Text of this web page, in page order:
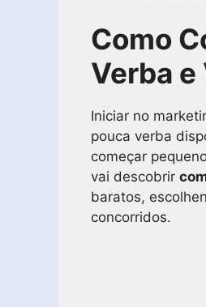
Como
Verba e
Iniciar no
pouca verba
começar
vai descobrir
baratos,
concorridos.